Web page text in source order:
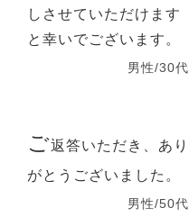
しさせていただけます
と幸いでございます。
男性/30代
ご返答いただき、あり
がとうございました。
男性/50代